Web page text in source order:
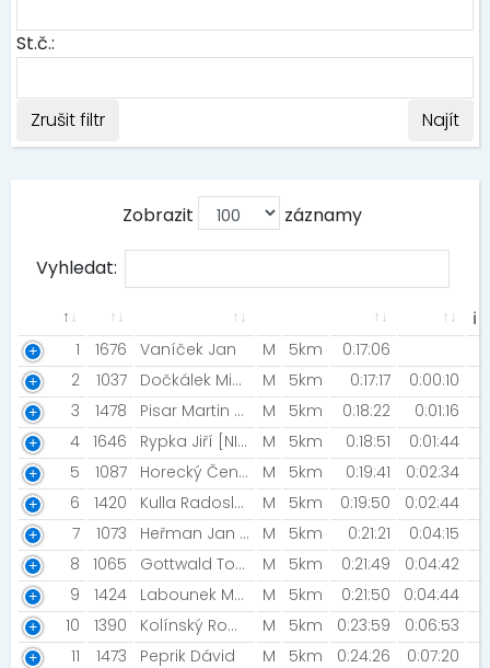
St.č.:
Zrušit filtr Najít
Zobrazit záznamy
Vyhledat:
ℹ
1
1676 Vaníček Jan M 5km
0:17:06
2
1037 Dočkálek Michal [MIZUNO TEAM] M 5km 0:17:17
0:00:10
3
1478 Pisar Martin [ML Tuning - CykloTrener.com] M 5km 0:18:22
0:01:16
4 1646 Rypka Jiří [NIGHT RUN TEAM] M 5km 0:18:51
0:01:44
5
1087 Horecký Čeněk [Novis Team] M 5km 0:19:41
0:02:34
6
1420 Kulla Radoslav M 5km 0:19:50
0:02:44
7
1073 Heřman Jan [Heřmíci] M 5km 0:21:21
0:04:15
8
1065 Gottwald Tom [Zprávy Radia Haná] M 5km 0:21:49
0:04:42
9
1424 Labounek Martin M 5km 0:21:50
0:04:44
10
1390 Kolínský Roman M 5km 0:23:59
0:06:53
11
1473 Peprik Dávid M 5km 0:24:26
0:07:20